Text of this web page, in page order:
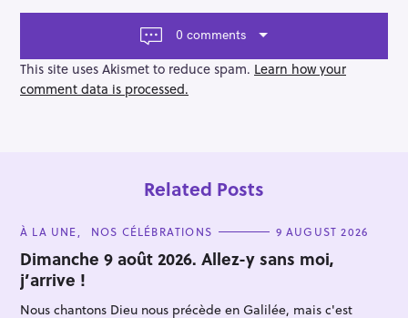
a
o
n
0 comments
This site uses Akismet to reduce spam. Learn how your
comment data is processed.
Related Posts
C
T
E
G
O
R
I
À LA UNE NOS CÉLÉBRATIONS 9 AUGUST 2026
Dimanche 9 août 2026. Allez-y sans moi,
j’arrive !
Nous chantons Dieu nous précède en Galilée, mais c'est